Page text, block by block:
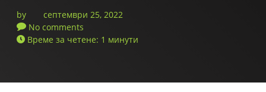
by
септември 25, 2022
No comments
Време за четене: 1 минути